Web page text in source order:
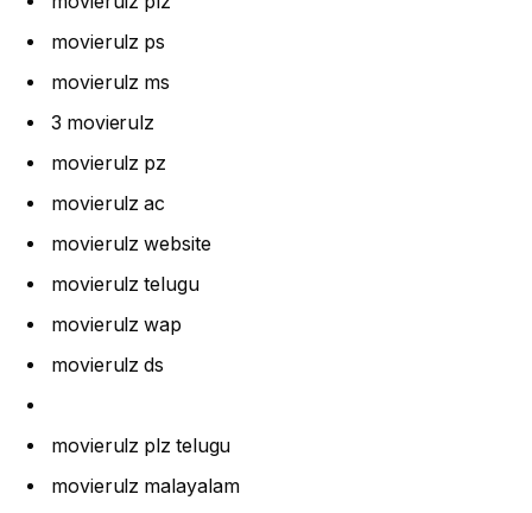
movierulz ps
movierulz ms
3 movierulz
movierulz pz
movierulz ac
movierulz website
movierulz telugu
movierulz wap
movierulz ds
movierulz plz telugu
movierulz malayalam